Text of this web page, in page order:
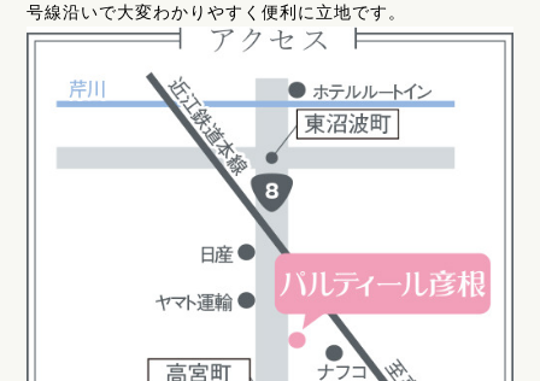
号線沿いで大変わかりやすく便利に立地です。